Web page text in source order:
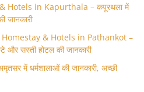
Hotels in Kapurthala – कपूरथला में
जानकारी
& Hotels in Pathankot –
और सस्ती होटल की जानकारी
में धर्मशालाओं की जानकारी, अच्छी